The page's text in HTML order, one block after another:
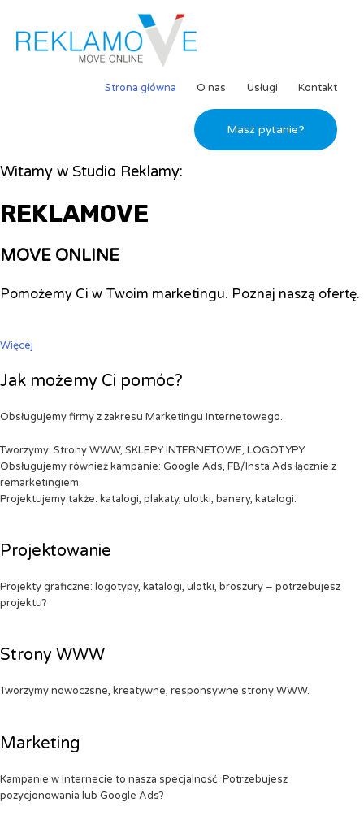
Strona główna O nas Usługi Kontakt
Masz pytanie?
Witamy w Studio Reklamy:
REKLAMOVE
MOVE ONLINE
Pomożemy Ci w Twoim marketingu. Poznaj naszą ofertę.
Więcej
Jak możemy Ci pomóc?
Obsługujemy firmy z zakresu Marketingu Internetowego.
Tworzymy: Strony WWW, SKLEPY INTERNETOWE, LOGOTYPY.
Obsługujemy również kampanie: Google Ads, FB/Insta Ads łącznie z
remarketingiem.
Projektujemy także: katalogi, plakaty, ulotki, banery, katalogi.
Projektowanie
Projekty graficzne: logotypy, katalogi, ulotki, broszury – potrzebujesz
projektu?
Strony WWW
Tworzymy nowoczsne, kreatywne, responsywne strony WWW.
Marketing
Kampanie w Internecie to nasza specjalność. Potrzebujesz
pozycjonowania lub Google Ads?